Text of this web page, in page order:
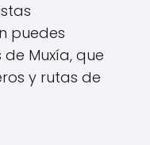
puedes
Muxía, que
y rutas de